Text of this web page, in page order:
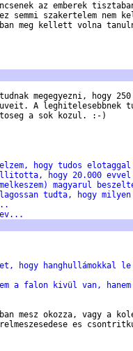
az emberek
semmi szakertelem nem
meg kellett volna
tudnak megegyezni, hogy
A leghitelesebbnek
a sok kozul. :-)
hogy tudos elotaggal
hogy 20.000
magyarul
tudta, hogy milyen
ev...
hogy hanghullámokkal
a falon kivül van, hanem
mesz okozza, vagy a
es